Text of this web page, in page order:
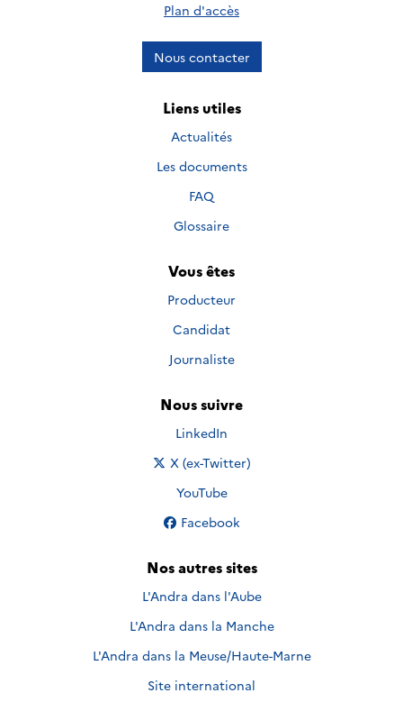
Plan d'accès
Nous contacter
Liens utiles
Actualités
Les documents
FAQ
Glossaire
Vous êtes
Producteur
Candidat
Journaliste
Nous suivre
Nous suivre sur
LinkedIn
Nous suivre sur
X (ex-Twitter)
Nous suivre sur
YouTube
Nous suivre sur
Facebook
Nos autres sites
L'Andra dans l'Aube
L'Andra dans la Manche
L'Andra dans la Meuse/Haute-Marne
Site international